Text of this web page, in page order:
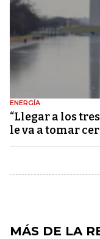
ENERGÍA
“Llegar a los
le va a tomar
MÁS DE LA